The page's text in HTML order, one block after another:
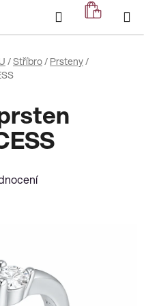
Hledat
KOŠÍK
/Stříbro/ Prsteny/